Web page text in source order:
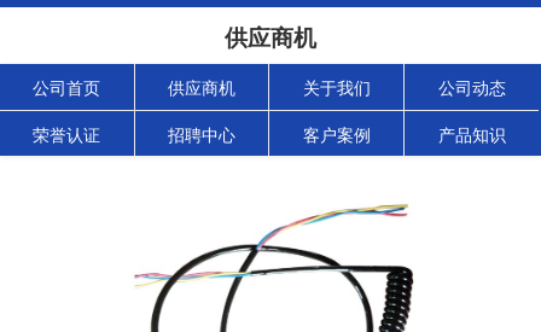
供应商机
公司首页 供应商机 关于我们 公司动态
荣誉认证 招聘中心 客户案例 产品知识